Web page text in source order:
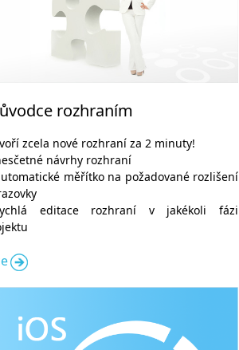
rozhraním
zcela nové rozhraní za 2 minuty!
návrhy rozhraní
měřítko na požadované rozlišení
editace rozhraní v jakékoli fázi